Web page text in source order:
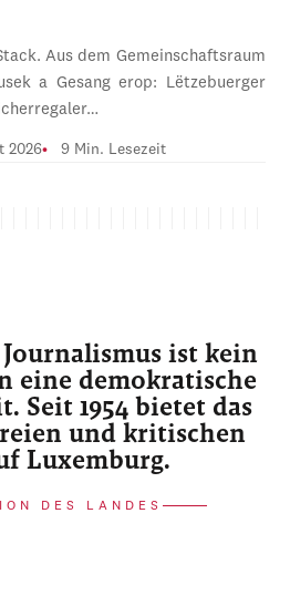
Aus dem Gemeinschaftsraum
a Gesang erop: Lëtzebuerger
2026 9 Min. Lesezeit
ist kein
eine demokratische
Seit 1954 bietet das
und kritischen
Luxemburg.
DES LANDES